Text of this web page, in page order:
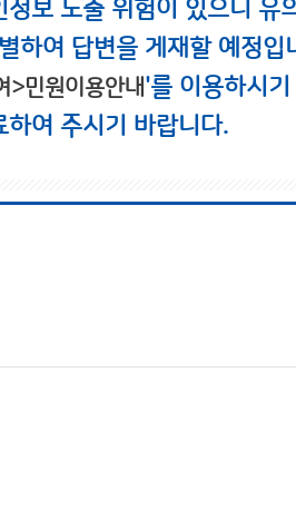
보 노출 위험이 있으니 유
하여 답변을 게재할 예정입
>민원이용안내'를 이용하시
여 주시기 바랍니다.